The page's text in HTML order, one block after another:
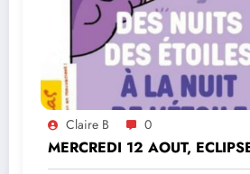
Claire B 0
MERCREDI 12 AOUT,